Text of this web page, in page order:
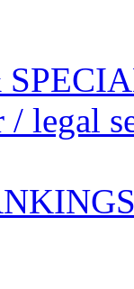
legal